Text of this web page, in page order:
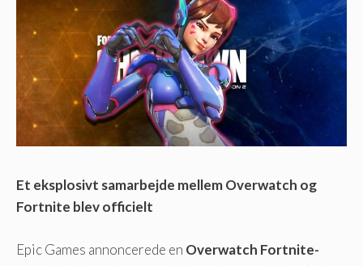
Et eksplosivt samarbejde mellem Overwatch og
Fortnite blev officielt
Epic Games annoncerede en Overwatch Fortnite-